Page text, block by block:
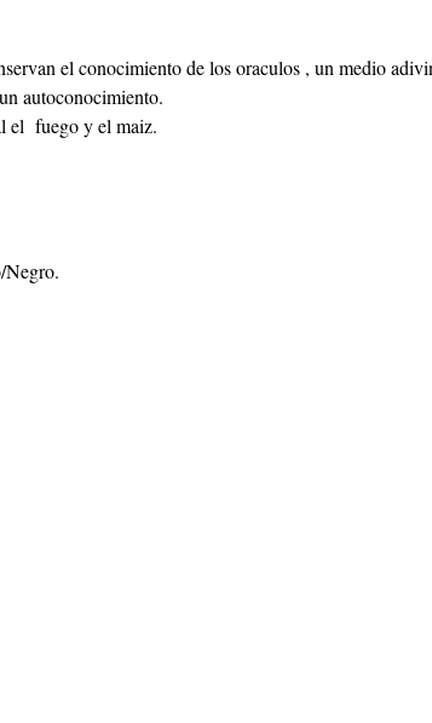
el conocimiento de los oraculos , un medio
autoconocimiento.
el  fuego y el maiz.
Negro.